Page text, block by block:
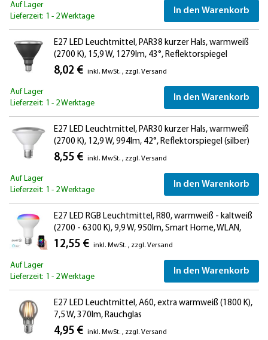
Auf Lager
Lieferzeit: 1 - 2 Werktage
In den Warenkorb
E27 LED Leuchtmittel, PAR38 kurzer Hals, warmweiß
(2700 K), 15,9 W, 1279lm, 43°, Reflektorspiegel
(silber)
8,02 € inkl. MwSt. , zzgl. Versand
Auf Lager
Lieferzeit: 1 - 2 Werktage
In den Warenkorb
E27 LED Leuchtmittel, PAR30 kurzer Hals, warmweiß
(2700 K), 12,9 W, 994lm, 42°, Reflektorspiegel (silber)
8,55 € inkl. MwSt. , zzgl. Versand
Auf Lager
Lieferzeit: 1 - 2 Werktage
In den Warenkorb
E27 LED RGB Leuchtmittel, R80, warmweiß - kaltweiß
(2700 - 6300 K), 9,9 W, 950lm, Smart Home, WLAN,
Alexa, matt
12,55 € inkl. MwSt. , zzgl. Versand
Auf Lager
Lieferzeit: 1 - 2 Werktage
In den Warenkorb
E27 LED Leuchtmittel, A60, extra warmweiß (1800 K),
7,5 W, 370lm, Rauchglas
4,95 € inkl. MwSt. , zzgl. Versand